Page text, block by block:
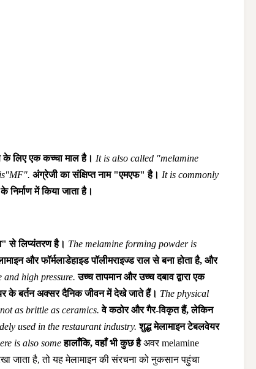
लिए एक कच्चा माल है। It is also called "melamine
अंग्रेजी का संक्षिप्त नाम "एमएफ" है। It is commonly
में किया जाता है।
से लिप्यंतरण है। The melamine forming powder is
और फॉर्मलाडेहाइड पॉलीमराइज्ड राल से बना होता है, और
high pressure. उच्च तापमान और उच्च दबाव द्वारा एक
के बर्तन अक्सर दैनिक जीवन में देखे जाते हैं। The physical
as brittle as ceramics. वे कठोर और गैर-विकृत हैं, लेकिन
used in the restaurant industry. शुद्ध मेलामाइन टेबलवेयर
is also some हालाँकि, वहाँ भी कुछ है अवर melamine
है, तो यह मेलामाइन की संरचना को नुकसान पहुंचा